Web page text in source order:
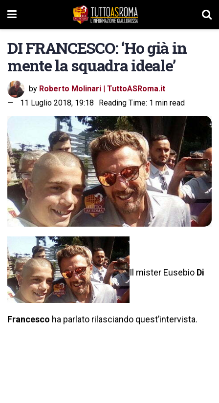
DI FRANCESCO: ‘Ho già in
mente la squadra ideale’
by Roberto Molinari | TuttoASRoma.it
11 Luglio 2018, 19:18
Reading Time: 1 min read
Il mister Eusebio Di
Francesco ha parlato rilasciando quest’intervista.